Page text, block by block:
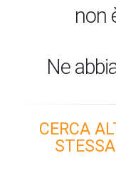
non
Ne
CERCA